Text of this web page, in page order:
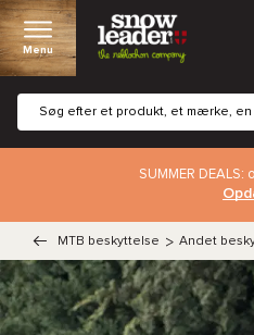
Menu
SUMMER
MTB beskyttelse > Andet